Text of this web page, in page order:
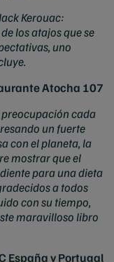
Kerouac:
los atajos que se
uno
Atocha 107
cada
un fuerte
con el planeta, la
mostrar que el
para una dieta
a todos
con su tiempo,
maravilloso libro
España y Portugal